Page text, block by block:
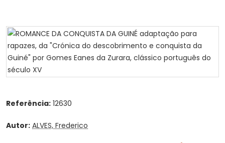
Referência: 12630
Autor: ALVES, Frederico